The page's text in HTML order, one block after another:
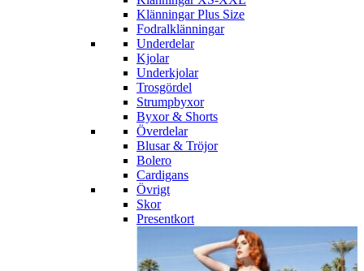
Klänningar Plus Size
Fodralklänningar
Underdelar
Kjolar
Underkjolar
Trosgördel
Strumpbyxor
Byxor & Shorts
Överdelar
Blusar & Tröjor
Bolero
Cardigans
Övrigt
Skor
Presentkort